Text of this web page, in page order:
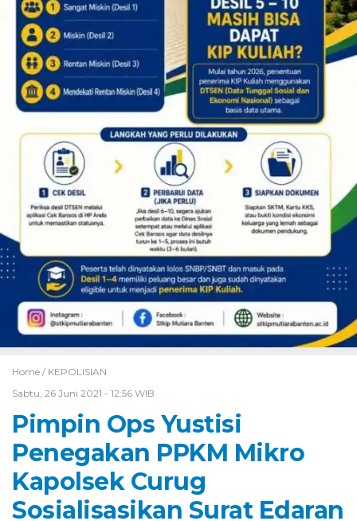
Home / KEPOLISIAN
Sabtu, 26 Juni 2021 - 12:56 WIB
Pimpin Ops Yustisi
Penegakan PPKM Mikro
Kapolsek Curug
Sosialisasikan Surat Edaran